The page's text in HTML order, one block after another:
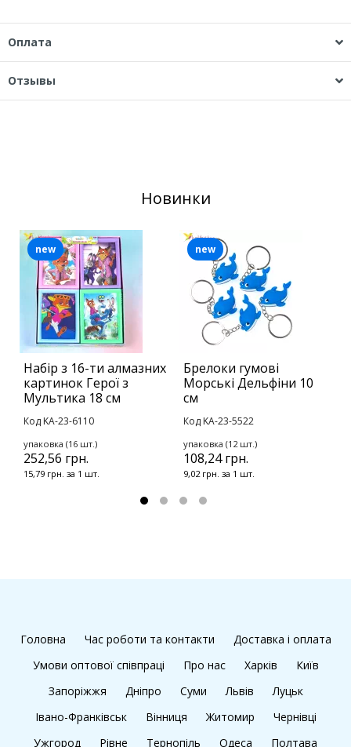
Оплата
Отзывы
Новинки
Набір з 16-ти алмазних
картинок Герої з
Мультика 18 см
Код KA-23-6110
упаковка (16 шт.)
252,56 грн.
15,79 грн. за 1 шт.
new
Брелоки гумові
Морські Дельфіни 10
см
Код KA-23-5522
упаковка (12 шт.)
108,24 грн.
9,02 грн. за 1 шт.
new
Головна Час роботи та контакти
Доставка і оплата
Умови оптової співпраці
Про нас Харків
Київ
Запоріжжя
Дніпро Суми Львів
Луцьк
Івано-Франківськ
Вінниця Житомир
Чернівці
Ужгород
Рівне Тернопіль Одеса Полтава